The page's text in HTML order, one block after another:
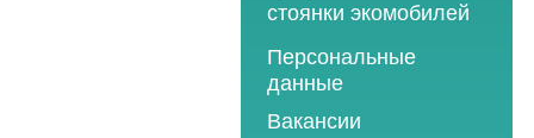
2017 год
2018 год
2019 год
2020 год
2021 год
2022 год
стоянки экомобилей
2019 год
2020 год
2021 год
Персональные
данные
Вакансии